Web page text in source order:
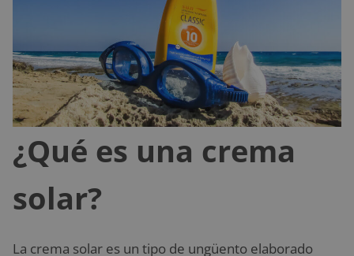
¿Qué es una crema
solar?
La crema solar es un tipo de ungüento elaborado